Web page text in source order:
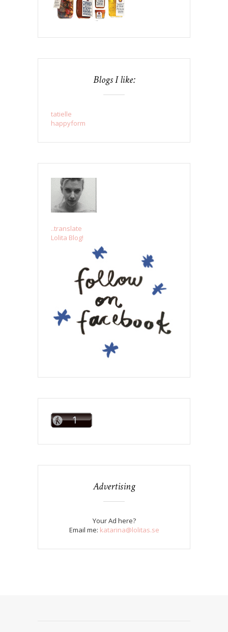
Blogs I like:
tatielle
happyform
..translate
Lolita Blog!
Advertising
Your Ad here?
Email me: katarina@lolitas.se